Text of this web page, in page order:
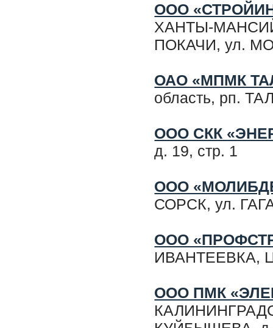
ООО
ХАНТЫ-
ПОКАЧИ, ул.
ОАО «МПМК
область, рп.
ООО СКК
д. 19, стр. 1
ООО
СОРСК, ул.
ООО
ИВАНТЕЕВКА,
ООО ПМК